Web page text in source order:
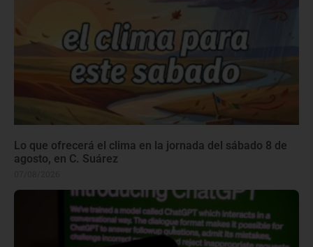
Lo que ofrecerá el clima en la jornada del sábado 8 de
agosto, en C. Suárez